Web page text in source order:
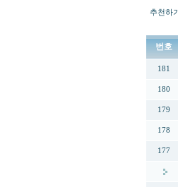
추천하기
번호
181
180
179
178
177